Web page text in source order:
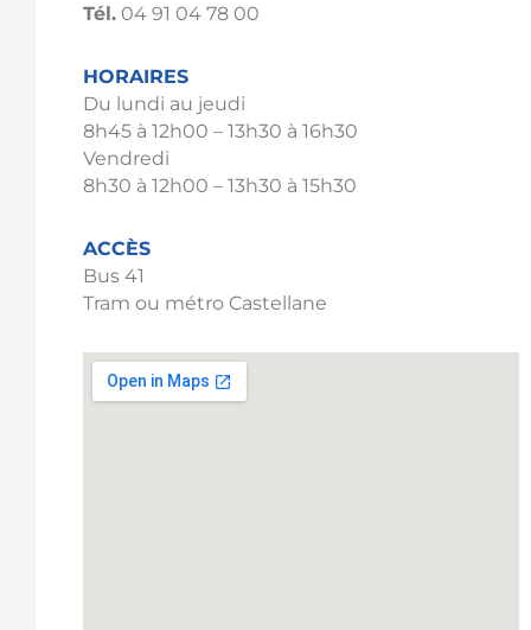
Tél. 04 91 04 78 00
HORAIRES
Du lundi au jeudi
8h45 à 12h00 – 13h30 à 16h30
Vendredi
8h30 à 12h00 – 13h30 à 15h30
ACCÈS
Bus 41
Tram ou métro Castellane